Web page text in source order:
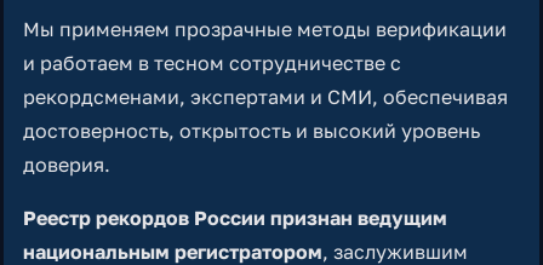
Мы применяем прозрачные методы верификации
и работаем в тесном сотрудничестве с
рекордсменами, экспертами и СМИ, обеспечивая
достоверность, открытость и высокий уровень
доверия.
Реестр рекордов России признан ведущим
национальным регистратором, заслужившим